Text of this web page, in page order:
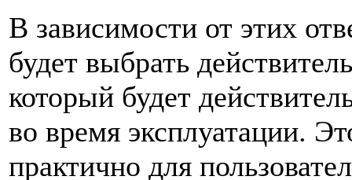
В зависимости от этих
будет выбрать
который будет
во время эксплуатации.
практично для